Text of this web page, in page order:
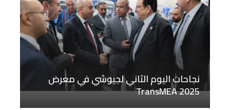
نجاحات اليوم الثاني لجيوشي في معرض
TransMEA 2025